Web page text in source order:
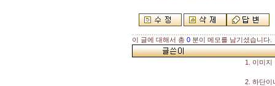
이 글에 대해서 총 0 분이 메모를 남기셨습니다.
1. 이미지
2. 하단이